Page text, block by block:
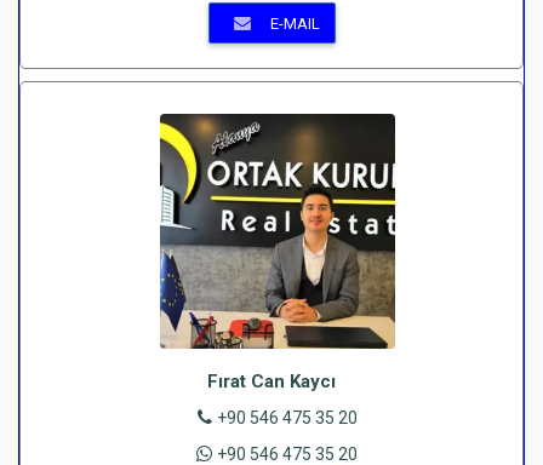
E-MAIL
Fırat Can Kaycı
+90 546 475 35 20
+90 546 475 35 20